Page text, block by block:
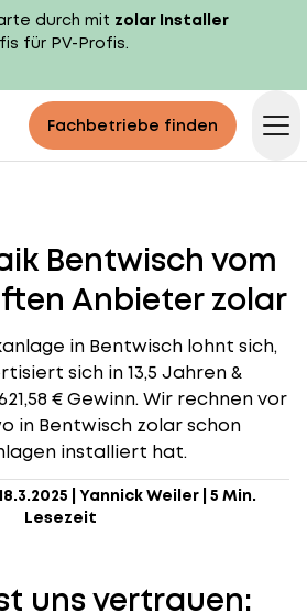
durch mit zolar Installer
für PV-Profis.
Fachbetriebe finden
Bentwisch vom
Anbieter zolar
in Bentwisch lohnt sich,
sich in 13,5 Jahren &
€ Gewinn. Wir rechnen vor
in Bentwisch zolar schon
installiert hat.
Yannick Weiler| 5 Min.
Lesezeit
uns vertrauen: